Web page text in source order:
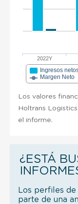
2022Y
Ingresos
Margen Neto
Los valores
Holtrans
el informe.
¿ESTÁ
Los perfiles
parte de una